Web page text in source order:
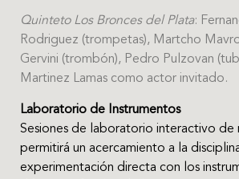
Quinteto Los Bronces del Plata:
Rodriguez (trompetas), Martcho
Gervini (trombón), Pedro Pulzovan
Martinez Lamas como actor invitado.
Laboratorio de Instrumentos
Sesiones de laboratorio interactivo de
permitirá un acercamiento a la
experimentación directa con los